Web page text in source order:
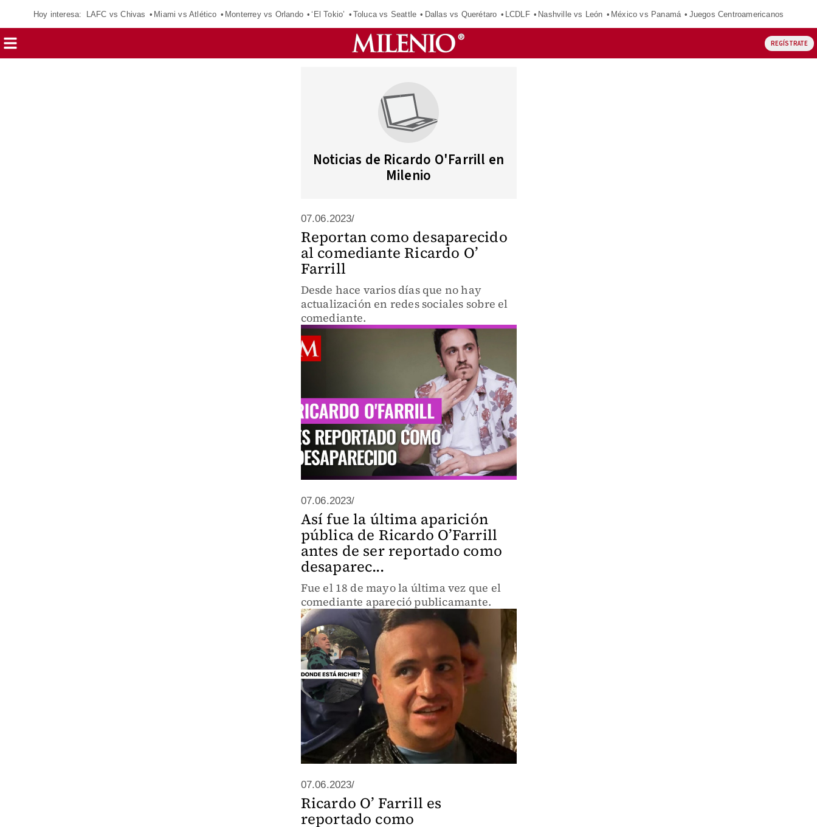
Hoy interesa: LAFC vs Chivas Miami vs Atlético Monterrey vs Orlando ‘El Tokio’ Toluca vs Seattle Dallas vs Querétaro LCDLF Nashville vs León México vs Panamá Juegos Centroamericanos
REGÍSTRATE
Noticias de Ricardo O'Farrill en
Milenio
07.06.2023/
Reportan como desaparecido
al comediante Ricardo O’
Farrill
Desde hace varios días que no hay
actualización en redes sociales sobre el
comediante.
07.06.2023/
Así fue la última aparición
pública de Ricardo O’Farrill
antes de ser reportado como
desaparec...
Fue el 18 de mayo la última vez que el
comediante apareció publicamante.
07.06.2023/
Ricardo O’ Farrill es
reportado como